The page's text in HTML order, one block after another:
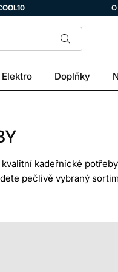
Elektro Doplňky
kadeřnické
pečlivě vybraný
až po specializované
a funkčních
o vlasy, jste na